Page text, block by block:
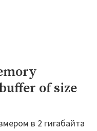
of size
в 2 гигабайта